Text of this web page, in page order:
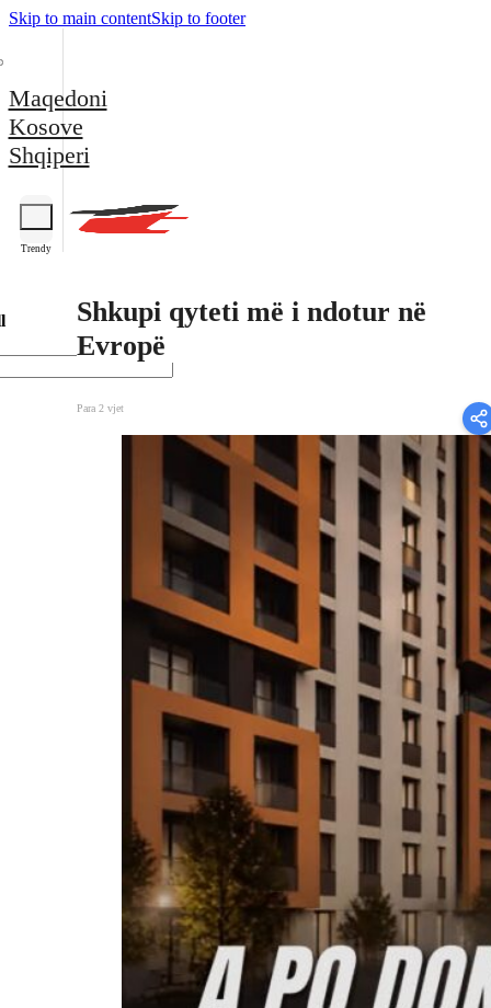
Skip to main contentSkip to footer
Maqedoni
Kosove
Shqiperi
Trendy
Shkupi qyteti më i ndotur në
Evropë
Para 2 vjet